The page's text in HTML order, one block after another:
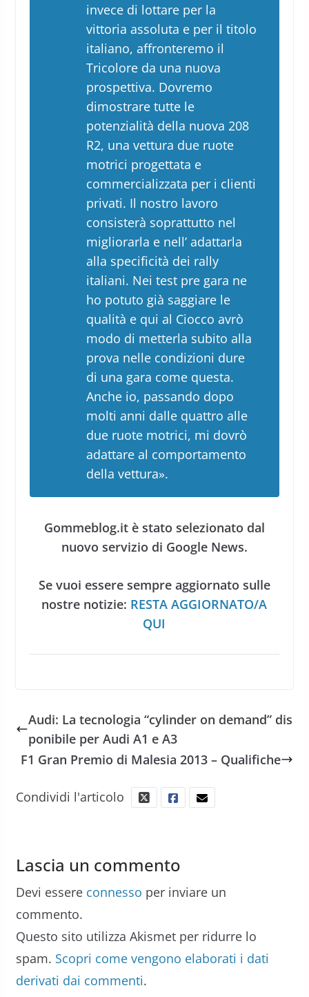
invece di lottare per la
vittoria assoluta e per il titolo
italiano, affronteremo il
Tricolore da una nuova
prospettiva. Dovremo
dimostrare tutte le
potenzialità della nuova 208
R2, una vettura due ruote
motrici progettata e
commercializzata per i clienti
privati. Il nostro lavoro
consisterà soprattutto nel
migliorarla e nell’ adattarla
alla specificità dei rally
italiani. Nei test pre gara ne
ho potuto già saggiare le
qualità e qui al Ciocco avrò
modo di metterla subito alla
prova nelle condizioni dure
di una gara come questa.
Anche io, passando dopo
molti anni dalle quattro alle
due ruote motrici, mi dovrò
adattare al comportamento
della vettura».
Gommeblog.it è stato selezionato dal
nuovo servizio di Google News.
Se vuoi essere sempre aggiornato sulle
nostre notizie: RESTA AGGIORNATO/A
QUI
Audi: La tecnologia “cylinder on demand” dis
ponibile per Audi A1 e A3
F1 Gran Premio di Malesia 2013 – Qualifiche
Condividi l'articolo
Lascia un commento
Devi essere connesso per inviare un
commento.
Questo sito utilizza Akismet per ridurre lo
spam. Scopri come vengono elaborati i dati
derivati dai commenti.